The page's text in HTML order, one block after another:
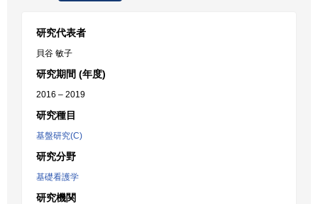
研究代表者
貝谷 敏子
研究期間 (年度)
2016 – 2019
研究種目
基盤研究(C)
研究分野
基礎看護学
研究機関